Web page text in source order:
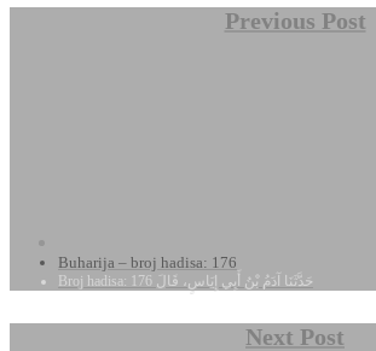
Previous Post
Buharija – broj hadisa: 176
Broj hadisa: 176 حَدَّثَنَا آدَمُ بْنُ أَبِي إِيَاسٍ، قَالَ
Next Post